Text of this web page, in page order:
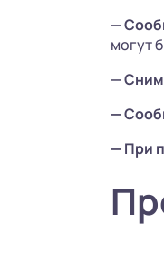
—
могут
—
—
—При